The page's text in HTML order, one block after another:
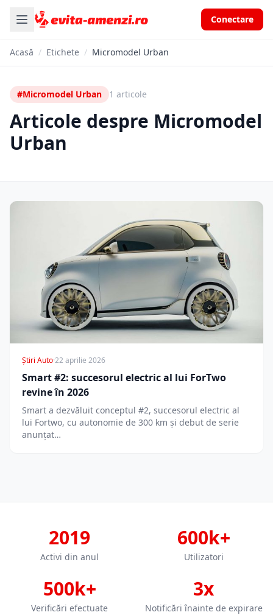
Conectare
Acasă / Etichete / Micromodel Urban
#Micromodel Urban 1 articole
Articole despre Micromodel
Urban
Știri Auto·22 aprilie 2026
Smart #2: succesorul electric al lui ForTwo
revine în 2026
Smart a dezvăluit conceptul #2, succesorul electric al
lui Fortwo, cu autonomie de 300 km și debut de serie
anunțat…
2019
Activi din anul
600k+
Utilizatori
500k+
Verificări efectuate
3x
Notificări înainte de expirare